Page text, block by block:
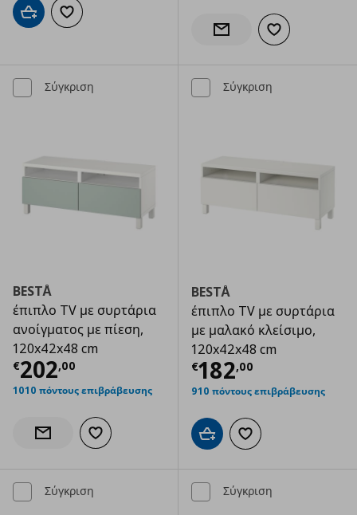
Προσθήκη στο καλάθι
Προσθήκη στα αγαπημένα
Ενημέρωση διαθεσιμότητας
Προσθήκη στα
Σύγκριση
BESTÅ
έπιπλο TV με συρτάρια
ανοίγματος με πίεση,
120x42x48 cm
€202,00
Τρέχουσα τιμή € 202,00
1010 πόντους επιβράβευσης
Ενημέρωση διαθεσιμότητας
Προσθήκη στα αγαπημένα
Σύγκριση
BESTÅ
έπιπλο TV με συρτάρια
με μαλακό κλείσιμο,
120x42x48 cm
€182,00
Τρέχουσα
910 πόντους επιβράβευσης
Προσθήκη στο καλάθι
Προσθήκη στα
Σύγκριση Σύγκριση